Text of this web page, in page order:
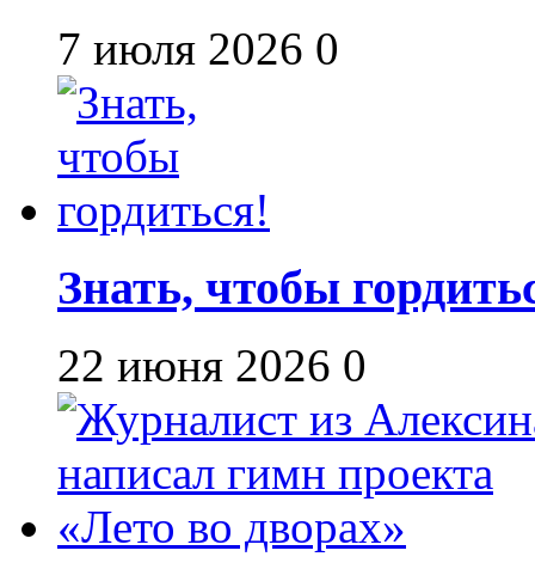
7 июля 2026 0
Знать, чтобы
22 июня 2026 0